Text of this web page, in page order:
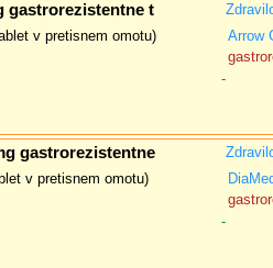
gastrorezistentne t
v pretisnem omotu)
Arrow
-
gastrorezistentne
v pretisnem omotu)
-